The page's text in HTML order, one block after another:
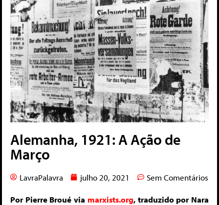
Alemanha, 1921: A Ação de
Março
LavraPalavra julho 20, 2021 Sem Comentários
Por Pierre Broué via marxists.org, traduzido por Nara